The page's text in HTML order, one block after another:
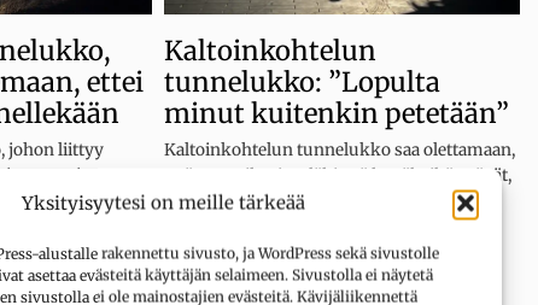
Yksityisyytesi on meille tärkeää
alustalle rakennettu sivusto, ja WordPress sekä sivustolle
asettaa evästeitä käyttäjän selaimeen. Sivustolla ei näytetä
sivustolla ei ole mainostajien evästeitä. Kävijäliikennettä
ettei
johon liittyy
osoittamaa
myötätuntoa.
Kaltoinkohtelun
tunnelukko: ”Lopulta
minut kuitenkin petetään”
Kaltoinkohtelun tunnelukko saa olettamaan,
että muut ihmiset lähinnä hyväksikäyttävät,
valehtelevat, huijaavat, manipuloivat ja
Kategoriat
Ajattelu ja tunteet,Ihmissuhteet